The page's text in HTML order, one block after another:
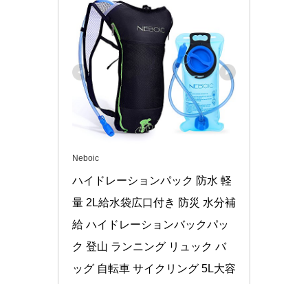
Neboic
ハイドレーションパック 防水 軽
量 2L給水袋広口付き 防災 水分補
給 ハイドレーションバックパッ
ク 登山 ランニング リュック バ
ッグ 自転車 サイクリング 5L大容